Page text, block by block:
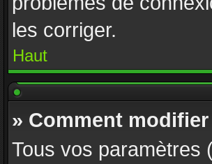
les corriger.
Haut
» Comment
Tous vos paramètres